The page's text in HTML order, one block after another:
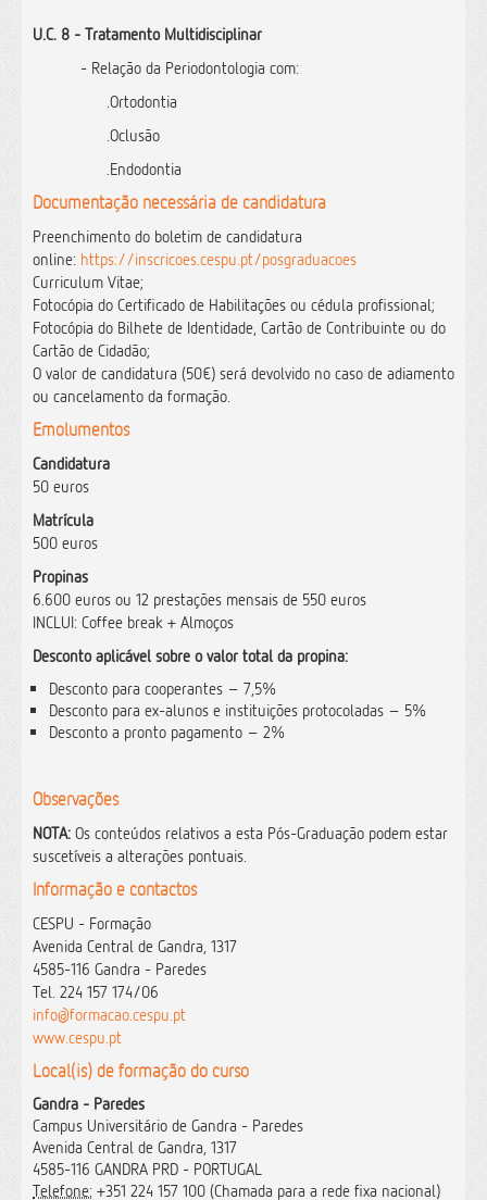
U.C. 8 - Tratamento Multidisciplinar
- Relação da Periodontologia com:
.Ortodontia
.Oclusão
.Endodontia
Documentação necessária de candidatura
Preenchimento do boletim de candidatura
online: https://inscricoes.cespu.pt/posgraduacoes
Curriculum Vitae;
Fotocópia do Certificado de Habilitações ou cédula profissional;
Fotocópia do Bilhete de Identidade, Cartão de Contribuinte ou do
Cartão de Cidadão;
O valor de candidatura (50€) será devolvido no caso de adiamento
ou cancelamento da formação.
Emolumentos
Candidatura
50 euros
Matrícula
500 euros
Propinas
6.600 euros ou 12 prestações mensais de 550 euros
INCLUI: Coffee break + Almoços
Desconto aplicável sobre o valor total da propina:
Desconto para cooperantes – 7,5%
Desconto para ex-alunos e instituições protocoladas – 5%
Desconto a pronto pagamento – 2%
Observações
NOTA: Os conteúdos relativos a esta Pós-Graduação podem estar
suscetíveis a alterações pontuais.
Informação e contactos
CESPU - Formação
Avenida Central de Gandra, 1317
4585-116 Gandra - Paredes
Tel. 224 157 174/06
info@formacao.cespu.pt
www.cespu.pt
Local(is) de formação do curso
Gandra - Paredes
Campus Universitário de Gandra - Paredes
Avenida Central de Gandra, 1317
4585-116 GANDRA PRD - PORTUGAL
Telefone: +351 224 157 100 (Chamada para a rede fixa nacional)